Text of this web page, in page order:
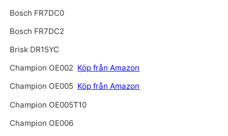
Bosch FR7DC0
Bosch FR7DC2
Brisk DR15YC
Champion OE002 Köp från Amazon
Champion OE005 Köp från Amazon
Champion OE005T10
Champion OE006